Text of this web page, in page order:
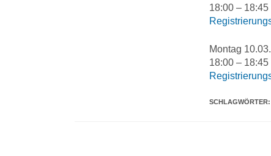
18:00 – 18:45
Montag
18:00 – 18:45
SCHLAGWÖRTER: